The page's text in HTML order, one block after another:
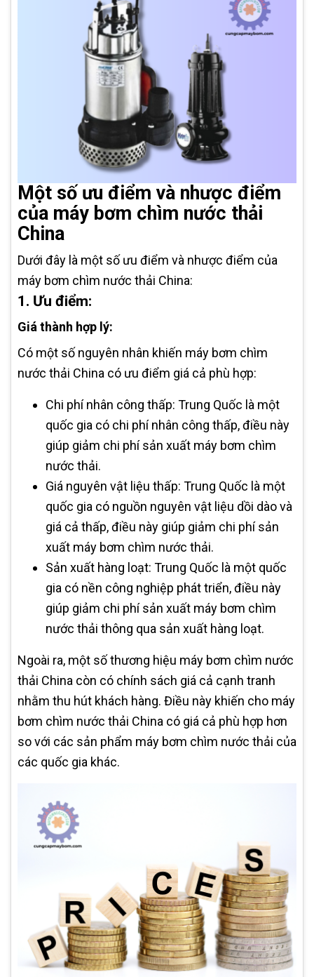
Một số ưu điểm và nhược điểm
của máy bơm chìm nước thải
China
Dưới đây là một số ưu điểm và nhược điểm của
máy bơm chìm nước thải China:
1. Ưu điểm:
Giá thành hợp lý:
Có một số nguyên nhân khiến máy bơm chìm
nước thải China có ưu điểm giá cả phù hợp:
Chi phí nhân công thấp: Trung Quốc là một
quốc gia có chi phí nhân công thấp, điều này
giúp giảm chi phí sản xuất máy bơm chìm
nước thải.
Giá nguyên vật liệu thấp: Trung Quốc là một
quốc gia có nguồn nguyên vật liệu dồi dào và
giá cả thấp, điều này giúp giảm chi phí sản
xuất máy bơm chìm nước thải.
Sản xuất hàng loạt: Trung Quốc là một quốc
gia có nền công nghiệp phát triển, điều này
giúp giảm chi phí sản xuất máy bơm chìm
nước thải thông qua sản xuất hàng loạt.
Ngoài ra, một số thương hiệu máy bơm chìm nước
thải China còn có chính sách giá cả cạnh tranh
nhằm thu hút khách hàng. Điều này khiến cho máy
bơm chìm nước thải China có giá cả phù hợp hơn
so với các sản phẩm máy bơm chìm nước thải của
các quốc gia khác.